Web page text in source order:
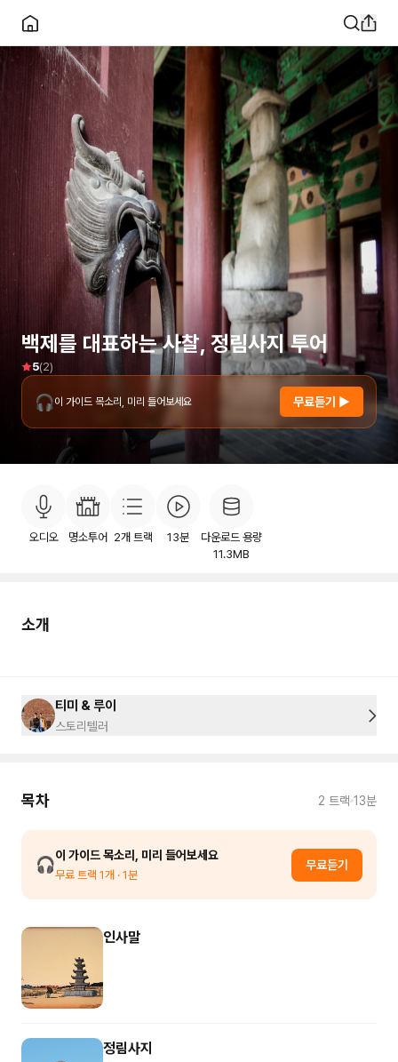
백제를 대표하는 사찰, 정림사지 투어
5(2)
🎧이 가이드 목소리, 미리 들어보세요 무료듣기 ▶
오디오 명소투어 2개 트랙 13분
다운로드 용량
11.3MB
소개
티미 & 루이
스토리텔러
목차 2 트랙 13분
🎧이 가이드 목소리, 미리 들어보세요
무료 트랙 1개 · 1분
무료듣기
인사말
정림사지